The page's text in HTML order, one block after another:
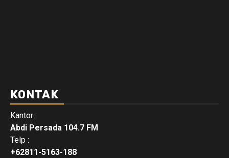
KONTAK
Kantor :
Abdi Persada 104.7 FM
Telp :
+62811-5163-188